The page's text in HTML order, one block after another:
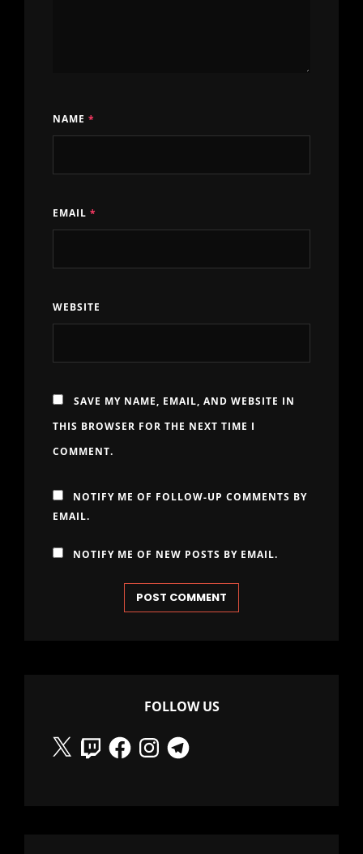
NAME *
EMAIL *
WEBSITE
SAVE MY NAME, EMAIL, AND WEBSITE IN
THIS BROWSER FOR THE NEXT TIME I
COMMENT.
NOTIFY ME OF FOLLOW-UP COMMENTS BY
EMAIL.
NOTIFY ME OF NEW POSTS BY EMAIL.
FOLLOW US
X
TwitchFacebookInstagramTelegram